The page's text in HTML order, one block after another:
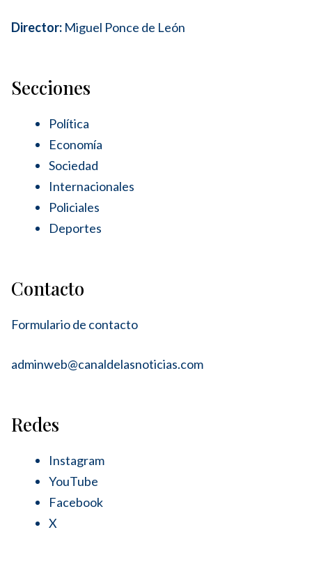
Director: Miguel Ponce de León
Secciones
Política
Economía
Sociedad
Internacionales
Policiales
Deportes
Contacto
Formulario de contacto
adminweb@canaldelasnoticias.com
Redes
Instagram
YouTube
Facebook
X